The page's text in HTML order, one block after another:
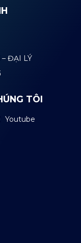
– ĐẠI LÝ
TÔI
Youtube